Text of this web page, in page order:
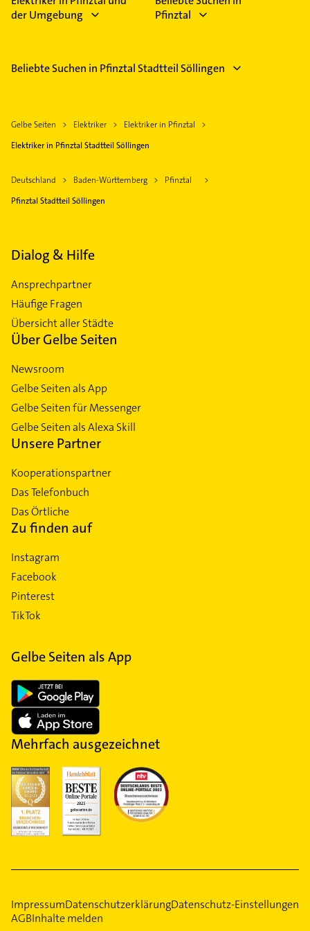
der Umgebung
Pfinztal
Beliebte Suchen in Pfinztal Stadtteil Söllingen
Gelbe Seiten Elektriker
Elektriker in Pfinztal
Elektriker in Pfinztal Stadtteil Söllingen
Deutschland Baden-Württemberg
Pfinztal
Pfinztal Stadtteil Söllingen
Dialog & Hilfe
Ansprechpartner
Häufige Fragen
Übersicht aller Städte
Über Gelbe Seiten
Newsroom
Gelbe Seiten als App
Gelbe Seiten für Messenger
Gelbe Seiten als Alexa Skill
Unsere Partner
Kooperationspartner
Das Telefonbuch
Das Örtliche
Zu finden auf
Instagram
Facebook
Pinterest
TikTok
Gelbe Seiten als App
Mehrfach ausgezeichnet
ImpressumDatenschutzerklärungDatenschutz-Einstellungen
AGBInhalte melden